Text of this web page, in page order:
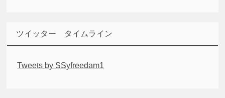
ツイッター タイムライン
Tweets by SSyfreedam1